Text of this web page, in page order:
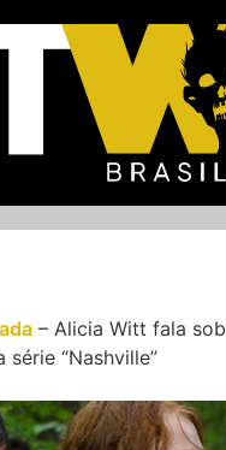
– Alicia Witt fala
“Nashville”